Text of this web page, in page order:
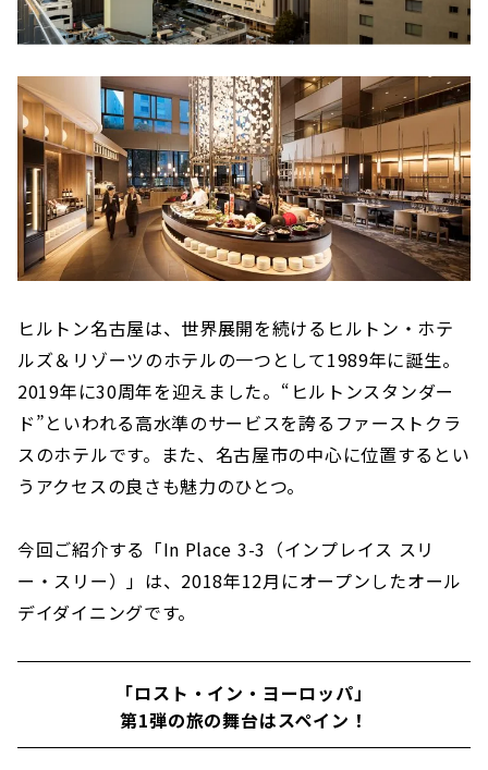
ヒルトン名古屋は、世界展開を続けるヒルトン・ホテ
ルズ＆リゾーツのホテルの一つとして1989年に誕生。
2019年に30周年を迎えました。“ヒルトンスタンダー
ド”といわれる高水準のサービスを誇るファーストクラ
スのホテルです。また、名古屋市の中心に位置するとい
うアクセスの良さも魅力のひとつ。
今回ご紹介する「In Place 3-3（インプレイス スリ
ー・スリー）」は、2018年12月にオープンしたオール
デイダイニングです。
「ロスト・イン・ヨーロッパ」
第1弾の旅の舞台はスペイン！